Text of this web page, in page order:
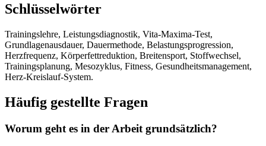
Schlüsselwörter
Trainingslehre, Leistungsdiagnostik, Vita-Maxima-Test,
Grundlagenausdauer, Dauermethode, Belastungsprogression,
Herzfrequenz, Körperfettreduktion, Breitensport, Stoffwechsel,
Trainingsplanung, Mesozyklus, Fitness, Gesundheitsmanagement,
Herz-Kreislauf-System.
Häufig gestellte Fragen
Worum geht es in der Arbeit grundsätzlich?